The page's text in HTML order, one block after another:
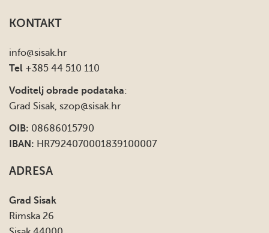
KONTAKT
info@sisak.hr
Tel +385 44 510 110
Voditelj obrade podataka:
Grad Sisak, szop@sisak.hr
OIB: 08686015790
IBAN: HR7924070001839100007
ADRESA
Grad Sisak
Rimska 26